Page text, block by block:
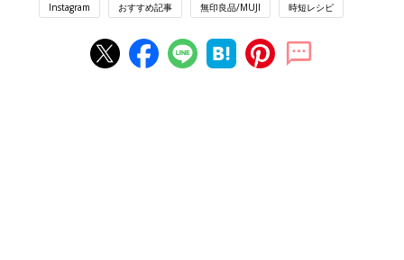
Instagram おすすめ記事 無印良品/MUJI 時短レシピ